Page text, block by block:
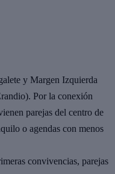
y Margen Izquierda
Por la conexión
parejas del centro de
o agendas con menos
convivencias, parejas